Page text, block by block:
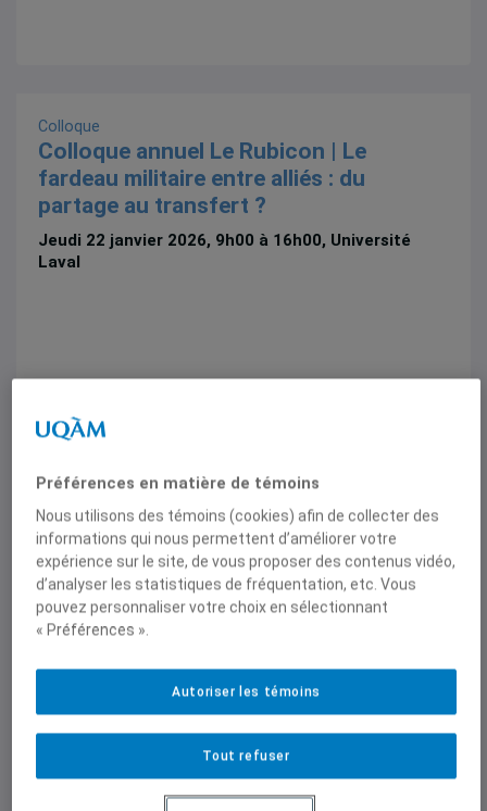
Colloque
Colloque annuel Le Rubicon | Le
fardeau militaire entre alliés : du
partage au transfert ?
Jeudi 22 janvier 2026, 9h00 à 16h00, Université
Laval
Colloque
réémergences et mutations des
dynamiques politiques dans un monde
incertain
Jeudi 27 et vendredi 28 novembre 2025, 8h30 à
16h00, Université de Montréal
Préférences en matière de témoins
Nous utilisons des témoins (cookies) afin de collecter des
informations qui nous permettent d’améliorer votre
expérience sur le site, de vous proposer des contenus vidéo,
d’analyser les statistiques de fréquentation, etc. Vous
pouvez personnaliser votre choix en sélectionnant
« Préférences ».
Tout refuser
Autoriser les témoins